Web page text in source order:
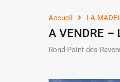
Accueil LA
A VENDRE –
Rond-Point des